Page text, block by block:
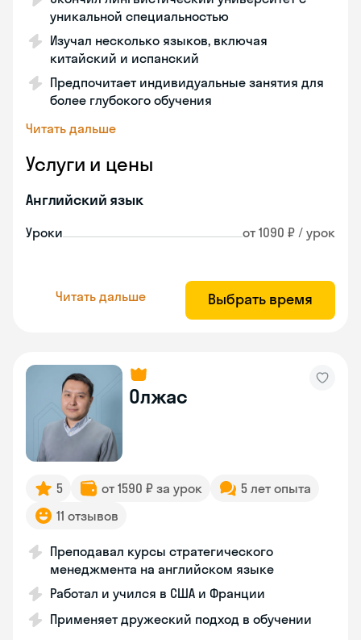
уникальной специальностью
Изучал несколько языков, включая
китайский и испанский
Предпочитает индивидуальные занятия для
более глубокого обучения
Читать дальше
Услуги и цены
Английский язык
Уроки от 1090 ₽ / урок
Читать дальше Выбрать время
Олжас
5 от 1590 ₽ за урок
5 лет опыта
11 отзывов
Преподавал курсы стратегического
менеджмента на английском языке
Работал и учился в США и Франции
Применяет дружеский подход в обучении